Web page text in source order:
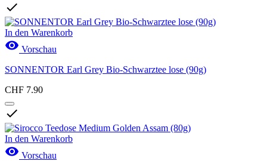

In den Warenkorb
 Vorschau
SONNENTOR Earl Grey Bio-Schwarztee lose (90g)
CHF 7.90

In den Warenkorb
 Vorschau